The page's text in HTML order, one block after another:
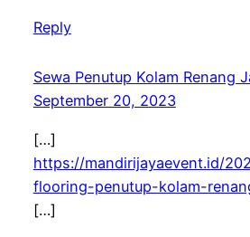
Reply
Sewa Penutup Kolam Renang
September 20, 2023
[…]
https://mandirijayaevent.id/
flooring-penutup-kolam-
[…]